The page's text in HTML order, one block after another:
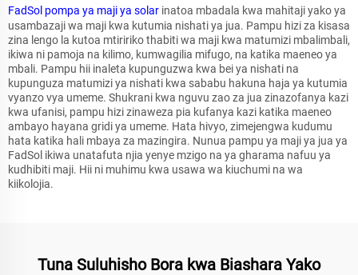
FadSol pompa ya maji ya solar inatoa mbadala kwa mahitaji yako ya
usambazaji wa maji kwa kutumia nishati ya jua. Pampu hizi za kisasa
zina lengo la kutoa mtiririko thabiti wa maji kwa matumizi mbalimbali,
ikiwa ni pamoja na kilimo, kumwagilia mifugo, na katika maeneo ya
mbali. Pampu hii inaleta kupunguzwa kwa bei ya nishati na
kupunguza matumizi ya nishati kwa sababu hakuna haja ya kutumia
vyanzo vya umeme. Shukrani kwa nguvu zao za jua zinazofanya kazi
kwa ufanisi, pampu hizi zinaweza pia kufanya kazi katika maeneo
ambayo hayana gridi ya umeme. Hata hivyo, zimejengwa kudumu
hata katika hali mbaya za mazingira. Nunua pampu ya maji ya jua ya
FadSol ikiwa unatafuta njia yenye mzigo na ya gharama nafuu ya
kudhibiti maji. Hii ni muhimu kwa usawa wa kiuchumi na wa
kiikolojia.
Tuna Suluhisho Bora kwa Biashara Yako